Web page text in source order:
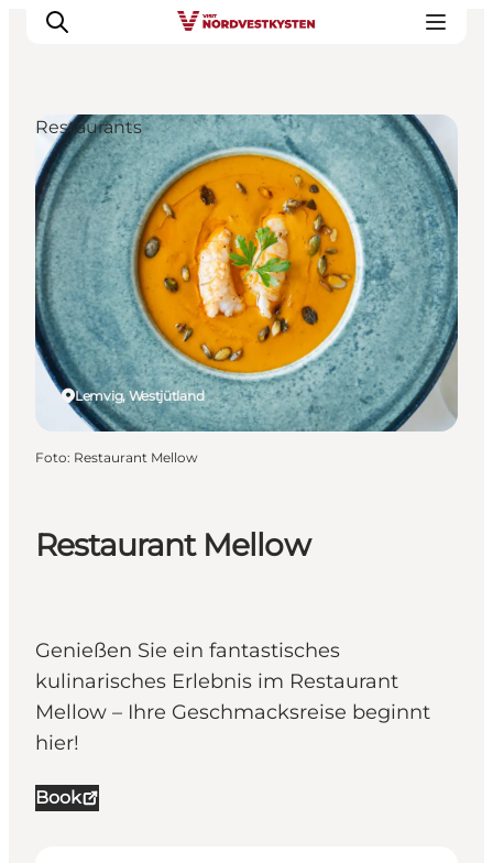
Urlaubsorte
Inspiration
Events
Unterkunft
Mach deine Urlaubsplanung
Restaurant Mellow
Genießen Sie ein fantastisches
kulinarisches Erlebnis im Restaurant
Mellow – Ihre Geschmacksreise beginnt
hier!
Book
Lemvig, Westjütland
Restaurants
Foto: Restaurant Mellow